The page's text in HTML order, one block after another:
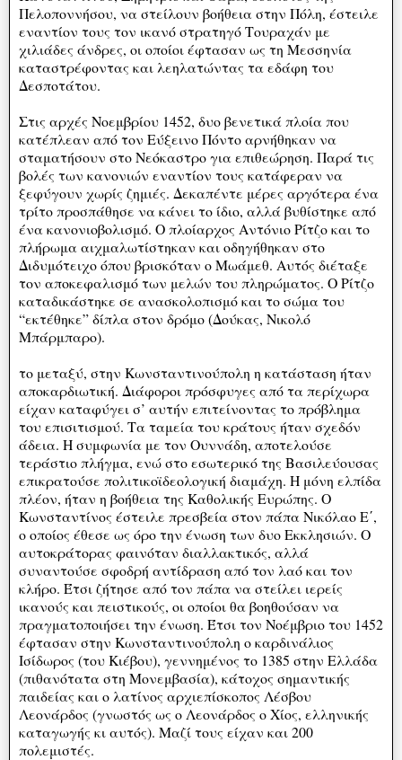
Πελοποννήσου, να στείλουν βοήθεια στην Πόλη, έστειλε
εναντίον τους τον ικανό στρατηγό Τουραχάν με
χιλιάδες άνδρες, οι οποίοι έφτασαν ως τη Μεσσηνία
καταστρέφοντας και λεηλατώντας τα εδάφη του
Δεσποτάτου.
Στις αρχές Νοεμβρίου 1452, δυο βενετικά πλοία που
κατέπλεαν από τον Εύξεινο Πόντο αρνήθηκαν να
σταματήσουν στο Νεόκαστρο για επιθεώρηση. Παρά τις
βολές των κανονιών εναντίον τους κατάφεραν να
ξεφύγουν χωρίς ζημιές. Δεκαπέντε μέρες αργότερα ένα
τρίτο προσπάθησε να κάνει το ίδιο, αλλά βυθίστηκε από
ένα κανονιοβολισμό. Ο πλοίαρχος Αντόνιο Ρίτζο και το
πλήρωμα αιχμαλωτίστηκαν και οδηγήθηκαν στο
Διδυμότειχο όπου βρισκόταν ο Μωάμεθ. Αυτός διέταξε
τον αποκεφαλισμό των μελών του πληρώματος. Ο Ρίτζο
καταδικάστηκε σε ανασκολοπισμό και το σώμα του
“εκτέθηκε” δίπλα στον δρόμο (Δούκας, Νικολό
Μπάρμπαρο).
το μεταξύ, στην Κωνσταντινούπολη η κατάσταση ήταν
αποκαρδιωτική. Διάφοροι πρόσφυγες από τα περίχωρα
είχαν καταφύγει σ’ αυτήν επιτείνοντας το πρόβλημα
του επισιτισμού. Τα ταμεία του κράτους ήταν σχεδόν
άδεια. Η συμφωνία με τον Ουννάδη, αποτελούσε
τεράστιο πλήγμα, ενώ στο εσωτερικό της Βασιλεύουσας
επικρατούσε πολιτικοϊδεολογική διαμάχη. Η μόνη ελπίδα
πλέον, ήταν η βοήθεια της Καθολικής Ευρώπης. Ο
Κωνσταντίνος έστειλε πρεσβεία στον πάπα Νικόλαο Ε΄,
ο οποίος έθεσε ως όρο την ένωση των δυο Εκκλησιών. Ο
αυτοκράτορας φαινόταν διαλλακτικός, αλλά
συναντούσε σφοδρή αντίδραση από τον λαό και τον
κλήρο. Έτσι ζήτησε από τον πάπα να στείλει ιερείς
ικανούς και πειστικούς, οι οποίοι θα βοηθούσαν να
πραγματοποιήσει την ένωση. Έτσι τον Νοέμβριο του 1452
έφτασαν στην Κωνσταντινούπολη ο καρδινάλιος
Ισίδωρος (του Κιέβου), γεννημένος το 1385 στην Ελλάδα
(πιθανότατα στη Μονεμβασία), κάτοχος σημαντικής
παιδείας και ο λατίνος αρχιεπίσκοπος Λέσβου
Λεονάρδος (γνωστός ως ο Λεονάρδος ο Χίος, ελληνικής
καταγωγής κι αυτός). Μαζί τους είχαν και 200
πολεμιστές.